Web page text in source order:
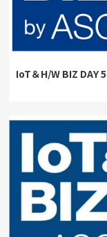
IoT＆H/W BIZ DAY